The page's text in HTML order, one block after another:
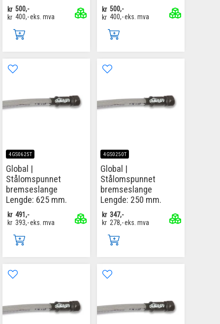
kr 500,-
kr 400,-eks. mva
kr 500,-
kr 400,-eks. mva
4GS0625T
Global |
Stålomspunnet
bremseslange
Lengde: 625 mm.
kr 491,-
kr 393,-eks. mva
4GS0250T
Global |
Stålomspunnet
bremseslange
Lengde: 250 mm.
kr 347,-
kr 278,-eks. mva